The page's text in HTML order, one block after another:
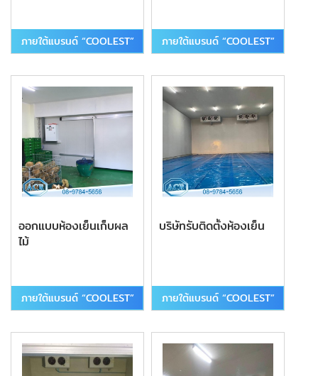
ภายใต้แบรนด์ “COOLEST” ภายใต้แบรนด์ “COOLEST”
ออกแบบห้องเย็นเก็บผล
ไม้
ภายใต้แบรนด์ “COOLEST”
บริษัทรับติดตั้งห้องเย็น
ภายใต้แบรนด์ “COOLEST”